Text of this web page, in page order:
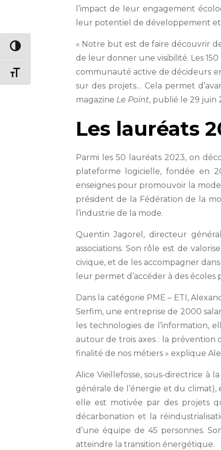
Passer en contraste élevé
Changer la taille de la police
l’impact de leur engagement
leur potentiel de développement
« Notre but est de faire découvrir
de leur donner une visibilité. Les
communauté active de décideurs
sur des projets… Cela permet
magazine Le Point, publié le 29 juin
Les lauréats
Parmi les 50 lauréats 2023, on
plateforme logicielle, fondée en
enseignes pour promouvoir la
président de la Fédération de la
l’industrie de la mode.
Quentin Jagorel, directeur
associations. Son rôle est de
civique, et de les accompagner
leur permet d’accéder à des écoles
Dans la catégorie PME – ETI,
Serfim, une entreprise de 2000
les technologies de l’information,
autour de trois axes : la prévention
finalité de nos métiers » explique
Alice Vieillefosse, sous-directrice à
générale de l’énergie et du
elle est motivée par des projets
décarbonation et la
d’une équipe de 45 personnes.
atteindre la transition énergétique.